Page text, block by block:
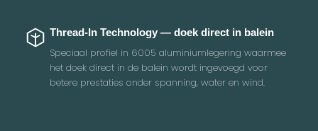
Thread-In Technology — doek direct in balein
Speciaal profiel in 6005 aluminiumlegering waarmee
het doek direct in de balein wordt ingevoegd voor
betere prestaties onder spanning, water en wind.